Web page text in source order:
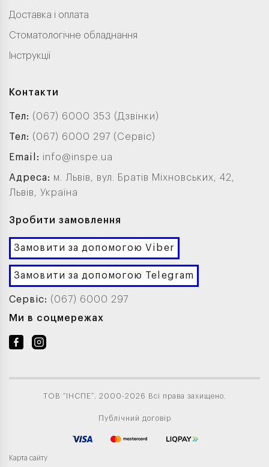
Доставка і оплата
Стоматологічне обладнання
Інструкції
Контакти
Тел: (067) 6000 353 (Дзвінки)
Тел: (067) 6000 297 (Сервіс)
Email: info@inspe.ua
Адреса: м. Львів, вул. Братів Міхновських, 42,
Львів, Україна
Зробити замовлення
Замовити за допомогою Viber
Замовити за допомогою Telegram
Сервіс: (067) 6000 297
Ми в соцмережах
ТОВ “ІНСПЕ”. 2000-2026 Всі права захищено.
Публічний договір
Карта сайту